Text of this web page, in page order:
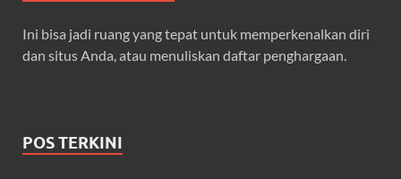
Ini bisa jadi ruang yang tepat untuk memperkenalkan diri
dan situs Anda, atau menuliskan daftar penghargaan.
POS TERKINI